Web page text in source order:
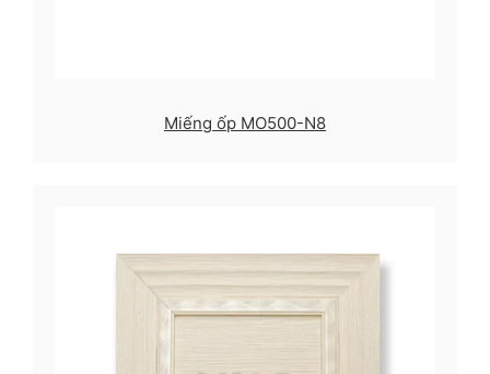
Miếng ốp MO500-N8